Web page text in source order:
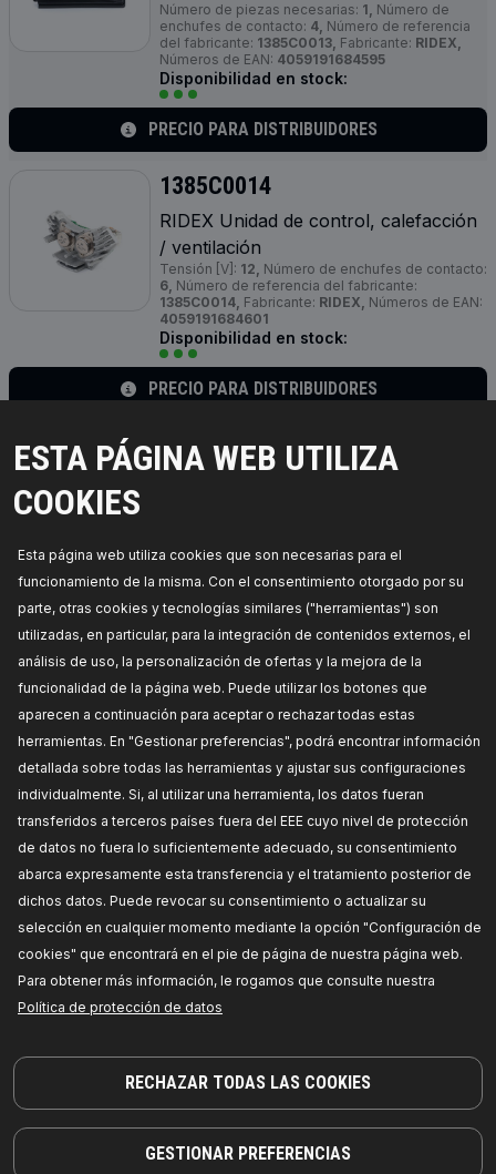
ESTA PÁGINA WEB UTILIZA
COOKIES
Esta página web utiliza cookies que son necesarias para el
funcionamiento de la misma. Con el consentimiento otorgado por su
parte, otras cookies y tecnologías similares ("herramientas") son
utilizadas, en particular, para la integración de contenidos externos, el
análisis de uso, la personalización de ofertas y la mejora de la
funcionalidad de la página web. Puede utilizar los botones que
aparecen a continuación para aceptar o rechazar todas estas
herramientas. En "Gestionar preferencias", podrá encontrar información
detallada sobre todas las herramientas y ajustar sus configuraciones
individualmente. Si, al utilizar una herramienta, los datos fueran
transferidos a terceros países fuera del EEE cuyo nivel de protección
de datos no fuera lo suficientemente adecuado, su consentimiento
abarca expresamente esta transferencia y el tratamiento posterior de
dichos datos. Puede revocar su consentimiento o actualizar su
selección en cualquier momento mediante la opción "Configuración de
cookies" que encontrará en el pie de página de nuestra página web.
Para obtener más información, le rogamos que consulte nuestra
Política de protección de datos
RECHAZAR TODAS LAS COOKIES
GESTIONAR PREFERENCIAS
Número de piezas necesarias: 1, Número de
enchufes de contacto: 4, Número de referencia
del fabricante: 1385C0013, Fabricante: RIDEX,
Números de EAN: 4059191684595
Disponibilidad en stock:
PRECIO PARA DISTRIBUIDORES
1385C0014
RIDEX Unidad de control, calefacción
/ ventilación
Tensión [V]: 12, Número de enchufes de contacto:
6, Número de referencia del fabricante:
1385C0014, Fabricante: RIDEX, Números de EAN:
4059191684601
Disponibilidad en stock:
PRECIO PARA DISTRIBUIDORES
1385C0015
del fabricante:1385C0015,Fabricante:
Números de EAN:4059191684618
PRECIO PARA DISTRIBUIDORES
1385C0016
RIDEX Unidad de control, calefacción
/ ventilación
Vehículo con dirección a la izquierda / derecha:
para vehíc. con volante a la izquierda,
Equipamiento de vehículo:para vehículos
contacto:2, 3,Número de referencia del
fabricante:1385C0016, Fabricante:RIDEX,
4059191684625
Disponibilidad en stock:
PRECIO PARA DISTRIBUIDORES
1385C0017
/ ventilación
1385C0017,
Fabricante:RIDEX,Números de EAN:
4059191684632
Disponibilidad en stock: